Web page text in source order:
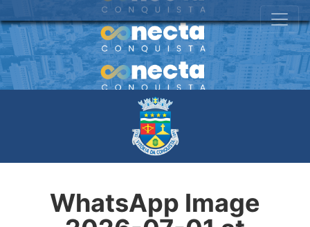
WhatsApp Image